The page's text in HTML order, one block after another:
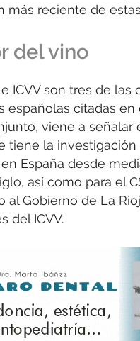
más reciente de
del vino
e ICVV son tres de las
españolas citadas en
viene a señalar
tiene la
España desde
así como para el
al Gobierno de La
del ICVV.